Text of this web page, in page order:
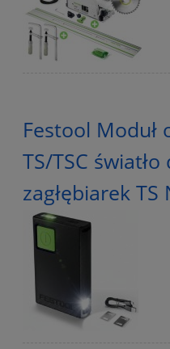
Festool Moduł
TS/TSC
zagłębiarek TS